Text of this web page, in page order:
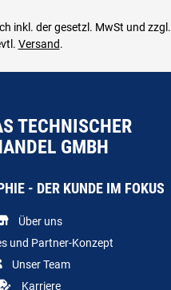
inkl. der gesetzl. MwSt und zzgl.
Versand.
TECHNISCHER
GMBH
- DER KUNDE IM FOKUS
Über uns
und Partner-Konzept
Unser Team
Karriere